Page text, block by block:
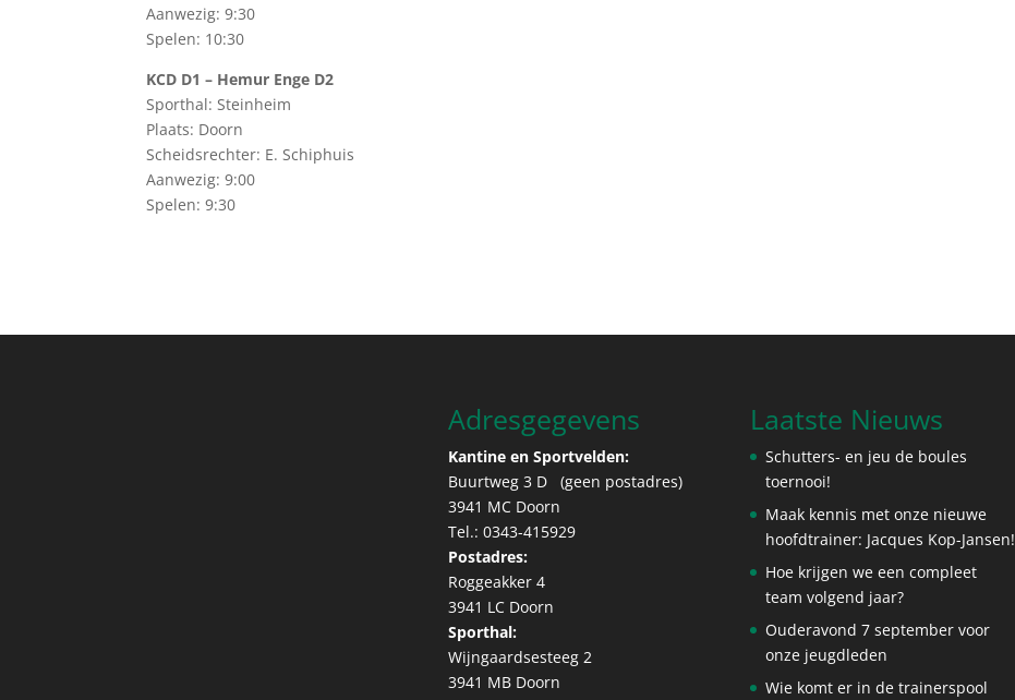
Aanwezig: 9:30
Spelen: 10:30
KCD D1 – Hemur Enge D2
Sporthal: Steinheim
Plaats: Doorn
Scheidsrechter: E. Schiphuis
Aanwezig: 9:00
Spelen: 9:30
Adresgegevens
Kantine en Sportvelden:
Buurtweg 3 D (geen postadres)
3941 MC Doorn
Tel.: 0343-415929
Postadres:
Roggeakker 4
3941 LC Doorn
Sporthal:
Wijngaardsesteeg 2
3941 MB Doorn
Laatste Nieuws
Schutters- en jeu de boules
toernooi!
Maak kennis met onze nieuwe
hoofdtrainer: Jacques Kop-Jansen!
Hoe krijgen we een compleet
team volgend jaar?
Ouderavond 7 september voor
onze jeugdleden
Wie komt er in de trainerspool